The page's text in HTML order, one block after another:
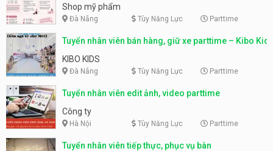
Shop mỹ phẩm
Đà Nẵng Tùy Năng Lực Parttime
Tuyển nhân viên bán hàng, giữ xe parttime – Kibo Kid
KIBO KIDS
Đà Nẵng Tùy Năng Lực Parttime
Tuyển nhân viên edit ảnh, video parttime
Công ty
Hà Nội Tùy Năng Lực Parttime
Tuyển nhân viên tiếp thực, phục vụ bàn